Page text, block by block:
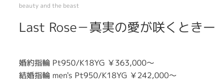
beauty and the beast
Last Rose－真実の愛が咲くときー
婚約指輪 Pt950/K18YG ￥363,000～
結婚指輪 men's Pt950/K18YG ￥242,000～